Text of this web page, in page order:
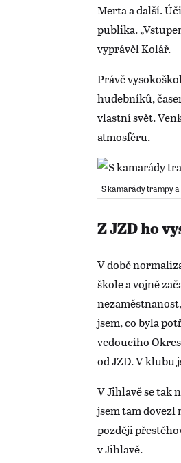
Merta a další.
publika.
vyprávěl Kolář.
Právě
hudebníků,
vlastní svět.
atmosféru.
S kamarády trampy a
Z JZD ho
V době
škole a vojně
jsem, co byla
vedoucího
od JZD. V klubu
V Jihlavě se tak
jsem tam
později
v Jihlavě.